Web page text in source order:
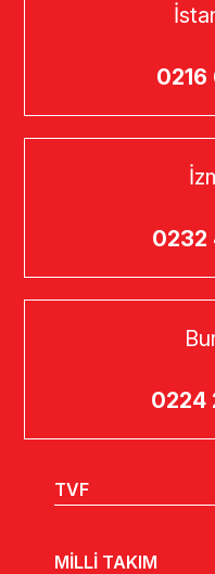
0216
0232
0224
TVF
MİLLİ TAKIM